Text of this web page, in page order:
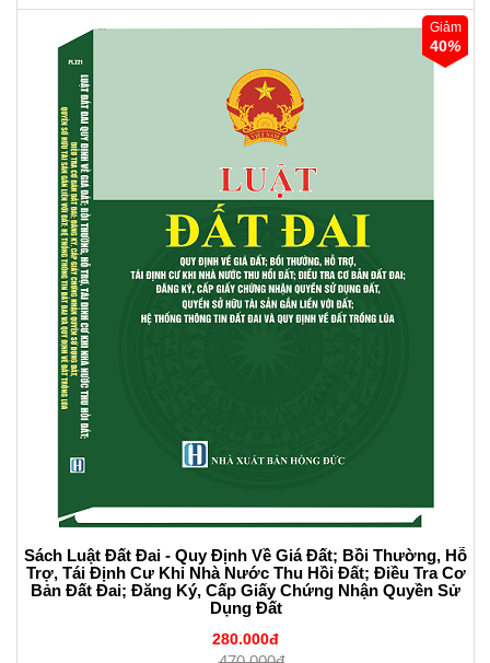
Giảm
40%
Sách Luật Đất Đai - Quy Định Về Giá Đất; Bồi Thường, Hỗ
Trợ, Tái Định Cư Khi Nhà Nước Thu Hồi Đất; Điều Tra Cơ
Bản Đất Đai; Đăng Ký, Cấp Giấy Chứng Nhận Quyền Sử
Dụng Đất
280.000đ